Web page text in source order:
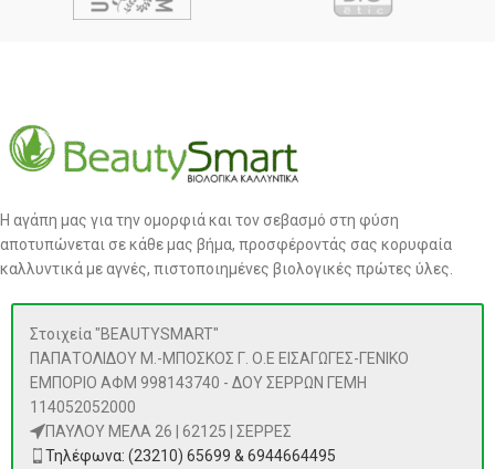
Η αγάπη μας για την ομορφιά και τον σεβασμό στη φύση
αποτυπώνεται σε κάθε μας βήμα, προσφέροντάς σας κορυφαία
καλλυντικά με αγνές, πιστοποιημένες βιολογικές πρώτες ύλες.
Στοιχεία "BEAUTYSMART"
ΠΑΠΑΤΟΛΙΔΟΥ Μ.-ΜΠΟΣΚΟΣ Γ. Ο.Ε ΕΙΣΑΓΩΓΕΣ-ΓΕΝΙΚΟ
ΕΜΠΟΡΙΟ ΑΦΜ 998143740 - ΔΟΥ ΣΕΡΡΩΝ ΓΕΜΗ
114052052000
ΠΑΥΛΟΥ ΜΕΛΑ 26 | 62125 | ΣΕΡΡΕΣ
Τηλέφωνα: (23210) 65699 & 6944664495